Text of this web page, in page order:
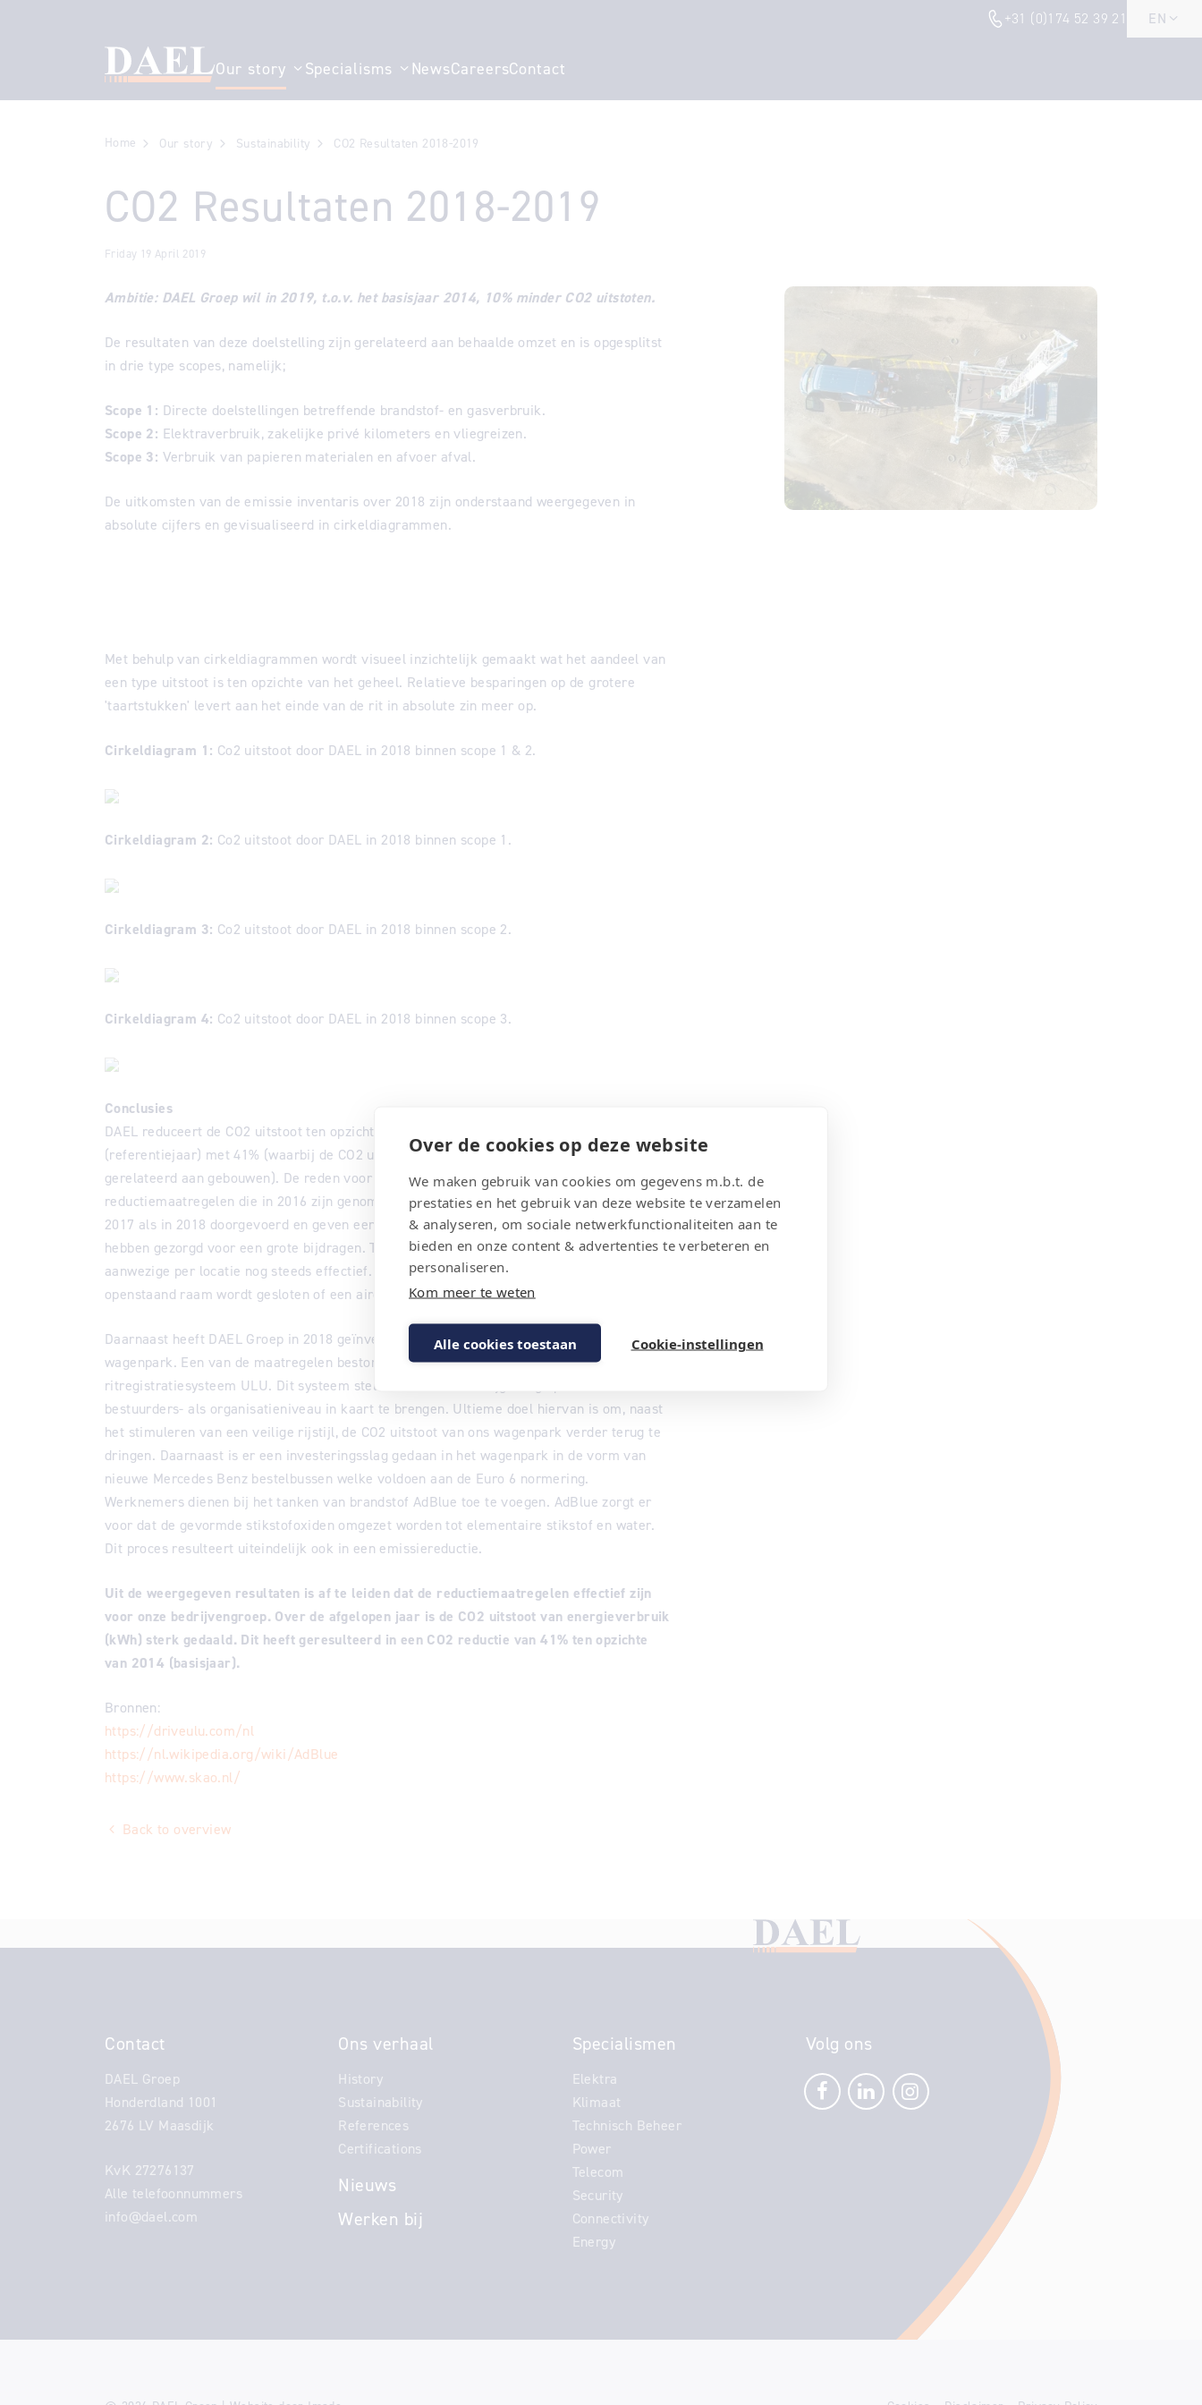
+31 (0)174 52 39 21 EN
Our story Show submenu for "Our story"
Specialisms Show submenu for "Specialisms"
NewsCareersContact
Home Our story Sustainability CO2 Resultaten 2018-2019
CO2 Resultaten 2018-2019
Friday 19 April 2019
Ambitie: DAEL Groep wil in 2019, t.o.v. het basisjaar 2014, 10% minder CO2 uitstoten.
De resultaten van deze doelstelling zijn gerelateerd aan behaalde omzet en is opgesplitst
in drie type scopes, namelijk;
Scope 1: Directe doelstellingen betreffende brandstof- en gasverbruik.
Scope 2: Elektraverbruik, zakelijke privé kilometers en vliegreizen.
Scope 3: Verbruik van papieren materialen en afvoer afval.
De uitkomsten van de emissie inventaris over 2018 zijn onderstaand weergegeven in
absolute cijfers en gevisualiseerd in cirkeldiagrammen.
Met behulp van cirkeldiagrammen wordt visueel inzichtelijk gemaakt wat het aandeel van
een type uitstoot is ten opzichte van het geheel. Relatieve besparingen op de grotere
'taartstukken' levert aan het einde van de rit in absolute zin meer op.
Cirkeldiagram 1: Co2 uitstoot door DAEL in 2018 binnen scope 1 & 2.
Cirkeldiagram 2: Co2 uitstoot door DAEL in 2018 binnen scope 1.
Cirkeldiagram 3: Co2 uitstoot door DAEL in 2018 binnen scope 2.
Cirkeldiagram 4: Co2 uitstoot door DAEL in 2018 binnen scope 3.
Conclusies
DAEL reduceert de CO2 uitstoot ten opzichte van het energieverbruik (kWh) in 2014
(referentiejaar) met 41% (waarbij de CO2 uitstoot door het energieverbruik wordt
gerelateerd aan gebouwen). De reden voor deze reductie heeft te maken met de
reductiemaatregelen die in 2016 zijn genomen. Deze reductiemaatregelen zijn zowel in
2017 als in 2018 doorgevoerd en geven een mooi resultaat. De aanwezige zonnepanelen
hebben gezorgd voor een grote bijdragen. Tevens is de sluitingsronde door de laatst
aanwezige per locatie nog steeds effectief. De sluitingsronde zorgt ervoor dat een
openstaand raam wordt gesloten of een airco wordt uitgezet.
Daarnaast heeft DAEL Groep in 2018 geïnvesteerd in het zuiniger maken van het eigen
wagenpark. Een van de maatregelen bestond uit het invoeren van het
ritregistratiesysteem ULU. Dit systeem stelt ons in staat het rijgedrag op zowel
bestuurders- als organisatieniveau in kaart te brengen. Ultieme doel hiervan is om, naast
het stimuleren van een veilige rijstijl, de CO2 uitstoot van ons wagenpark verder terug te
dringen. Daarnaast is er een investeringsslag gedaan in het wagenpark in de vorm van
nieuwe Mercedes Benz bestelbussen welke voldoen aan de Euro 6 normering.
Werknemers dienen bij het tanken van brandstof AdBlue toe te voegen. AdBlue zorgt er
voor dat de gevormde stikstofoxiden omgezet worden tot elementaire stikstof en water.
Dit proces resulteert uiteindelijk ook in een emissiereductie.
Uit de weergegeven resultaten is af te leiden dat de reductiemaatregelen effectief zijn
voor onze bedrijvengroep. Over de afgelopen jaar is de CO2 uitstoot van energieverbruik
(kWh) sterk gedaald. Dit heeft geresulteerd in een CO2 reductie van 41% ten opzichte
van 2014 (basisjaar).
Bronnen:
https://driveulu.com/nl
https://nl.wikipedia.org/wiki/AdBlue
https://www.skao.nl/
Back to overview
Contact
DAEL Groep
Honderdland 1001
2676 LV Maasdijk
KvK 27276137
Alle telefoonnummers
info@dael.com
Ons verhaal
History
Sustainability
References
Certifications
Nieuws
Werken bij
Specialismen
Elektra
Klimaat
Technisch Beheer
Power
Telecom
Security
Connectivity
Energy
Volg ons
Over de cookies op deze website
We maken gebruik van cookies om gegevens m.b.t. de
prestaties en het gebruik van deze website te verzamelen
& analyseren, om sociale netwerkfunctionaliteiten aan te
bieden en onze content & advertenties te verbeteren en
personaliseren.
Kom meer te weten
Alle cookies toestaan Cookie-instellingen